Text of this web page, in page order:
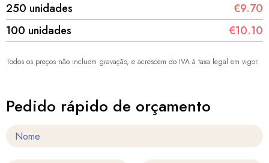
250 unidades
€9.70
100 unidades
€10.10
Todos os preços não incluem gravação, e acrescem do IVA à taxa legal em vigor.
Pedido rápido de orçamento